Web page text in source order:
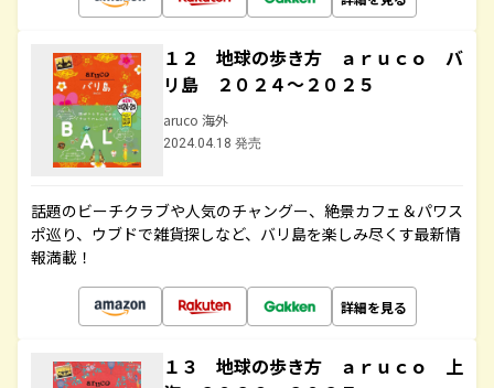
１２ 地球の歩き方 ａｒｕｃｏ バ
リ島 ２０２４～２０２５
aruco 海外
2024.04.18 発売
話題のビーチクラブや人気のチャングー、絶景カフェ＆パワス
ポ巡り、ウブドで雑貨探しなど、バリ島を楽しみ尽くす最新情
報満載！
詳細を見る
１３ 地球の歩き方 ａｒｕｃｏ 上